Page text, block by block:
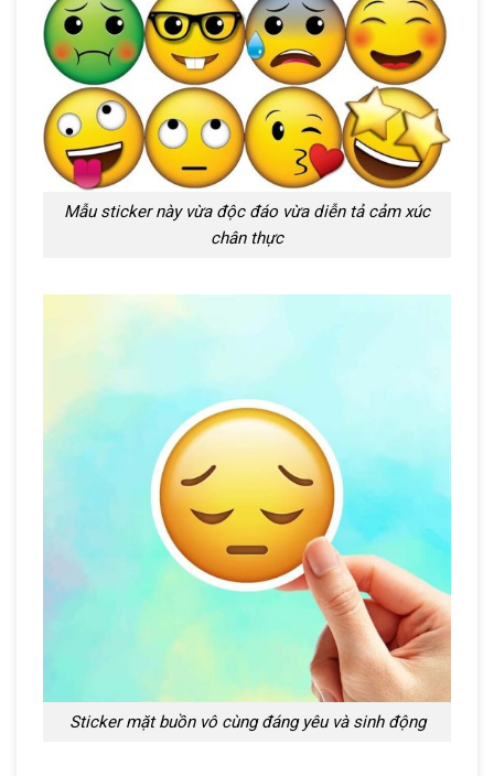
Mẫu sticker này vừa độc đáo vừa diễn tả cảm xúc
chân thực
Sticker mặt buồn vô cùng đáng yêu và sinh động